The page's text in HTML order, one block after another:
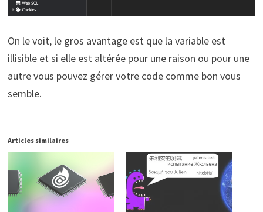
On le voit, le gros avantage est que la variable est
illisible et si elle est altérée pour une raison ou pour une
autre vous pouvez gérer votre code comme bon vous
semble.
Articles similaires